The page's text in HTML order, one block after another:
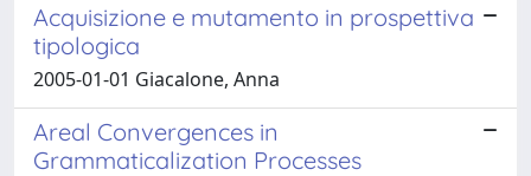
Acquisizione e mutamento in prospettiva
tipologica
2005-01-01 Giacalone, Anna
Areal Convergences in
Grammaticalization Processes